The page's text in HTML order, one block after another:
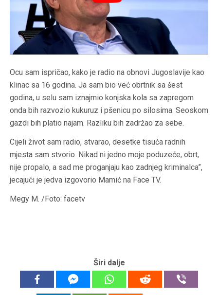
Ocu sam ispričao, kako je radio na obnovi Jugoslavije kao
klinac sa 16 godina. Ja sam bio već obrtnik sa šest
godina, u selu sam iznajmio konjska kola sa zapregom
onda bih razvozio kukuruz i pšenicu po silosima. Seoskom
gazdi bih platio najam. Razliku bih zadržao za sebe.
Cijeli život sam radio, stvarao, desetke tisuća radnih
mjesta sam stvorio. Nikad ni jedno moje poduzeće, obrt,
nije propalo, a sad me proganjaju kao zadnjeg kriminalca”,
jecajući je jedva izgovorio Mamić na Face TV.
Megy M. /Foto: facetv
Širi dalje